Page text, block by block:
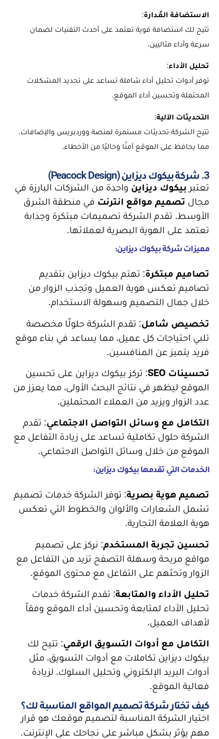
الاستضافة المُدارة:
تتيح لك استضافة قوية تعتمد على أحدث التقنيات لضمان
سرعة وأداء مثاليين.
تحليل الأداء:
توفر أدوات تحليل أداء شاملة تساعد على تحديد المشكلات
المحتملة وتحسين أداء الموقع.
التحديثات الآلية:
تتيح الشركة تحديثات مستمرة لمنصة ووردبريس والإضافات،
مما يحافظ على الموقع آمنًا وخاليًا من الأخطاء.
3. شركة بيكوك ديزاين (Peacock Design)
تعتبر بيكوك ديزاين واحدة من الشركات البارزة في
مجال تصميم مواقع انترنت في منطقة الشرق
الأوسط. تقدم الشركة تصميمات مبتكرة وجذابة
تعتمد على الهوية البصرية لعملائها.
مميزات شركة بيكوك ديزاين:
تصاميم مبتكرة: تهتم بيكوك ديزاين بتقديم
تصاميم تعكس هوية العميل وتجذب الزوار من
خلال جمال التصميم وسهولة الاستخدام.
تخصيص شامل: تقدم الشركة حلولًا مخصصة
تلبي احتياجات كل عميل، مما يساعد في بناء موقع
فريد يتميز عن المنافسين.
تحسينات SEO
: تركز بيكوك ديزاين على تحسين
الموقع ليظهر في نتائج البحث الأولى، مما يعزز من
عدد الزوار ويزيد من العملاء المحتملين.
التكامل مع وسائل التواصل الاجتماعي: تقدم
الشركة حلول تكاملية تساعد على زيادة التفاعل مع
الموقع من خلال وسائل التواصل الاجتماعي.
الخدمات التي تقدمها بيكوك ديزاين:
تصميم هوية بصرية: توفر الشركة خدمات تصميم
تشمل الشعارات والألوان والخطوط التي تعكس
هوية العلامة التجارية.
تحسين تجربة المستخدم: نركز على تصميم
مواقع مريحة وسهلة التصفح تزيد من التفاعل مع
الزوار وتحثهم على التفاعل مع محتوى الموقع.
تحليل الأداء والمتابعة: تقدم الشركة خدمات
تحليل الأداء لمتابعة وتحسين أداء الموقع وفقاً
لأهداف العميل.
التكامل مع أدوات التسويق الرقمي: تتيح لك
بيكوك ديزاين تكاملات مع أدوات التسويق، مثل
أدوات البريد الإلكتروني وتحليل السلوك، لزيادة
فعالية الموقع.
كيف تختار شركة تصميم المواقع المناسبة لك؟
اختيار الشركة المناسبة لتصميم موقعك هو قرار
مهم يؤثر بشكل مباشر على نجاحك على الإنترنت.